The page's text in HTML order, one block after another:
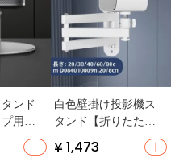
ンド
用・
向調整
サイド
白色壁掛け投影機ス
タンド【折りたたみ
式・ベッドサイド対
応・伸縮可能】
¥ 1,473